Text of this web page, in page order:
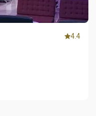
4.4